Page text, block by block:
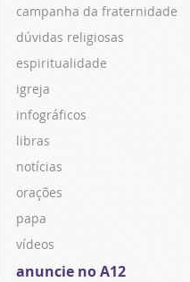
campanha da fraternidade
dúvidas religiosas
espiritualidade
igreja
infográficos
libras
notícias
orações
papa
vídeos
anuncie no A12